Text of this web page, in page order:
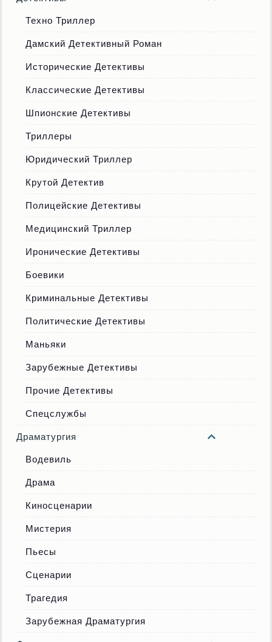
Техно Триллер
Дамский Детективный Роман
Исторические Детективы
Классические Детективы
Шпионские Детективы
Триллеры
Юридический Триллер
Крутой Детектив
Полицейские Детективы
Медицинский Триллер
Иронические Детективы
Боевики
Криминальные Детективы
Политические Детективы
Маньяки
Зарубежные Детективы
Прочие Детективы
Спецслужбы
Драматургия
Водевиль
Драма
Киносценарии
Мистерия
Пьесы
Сценарии
Трагедия
Зарубежная Драматургия